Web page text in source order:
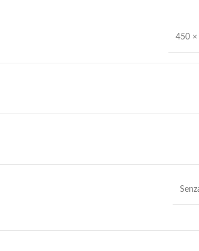
450 ×